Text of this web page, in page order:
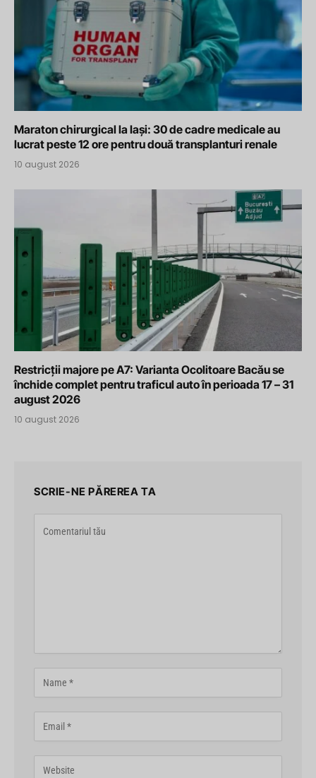
Maraton chirurgical la Iași: 30 de cadre medicale au
lucrat peste 12 ore pentru două transplanturi renale
10 august 2026
Restricții majore pe A7: Varianta Ocolitoare Bacău se
închide complet pentru traficul auto în perioada 17 – 31
august 2026
10 august 2026
SCRIE-NE PĂREREA TA